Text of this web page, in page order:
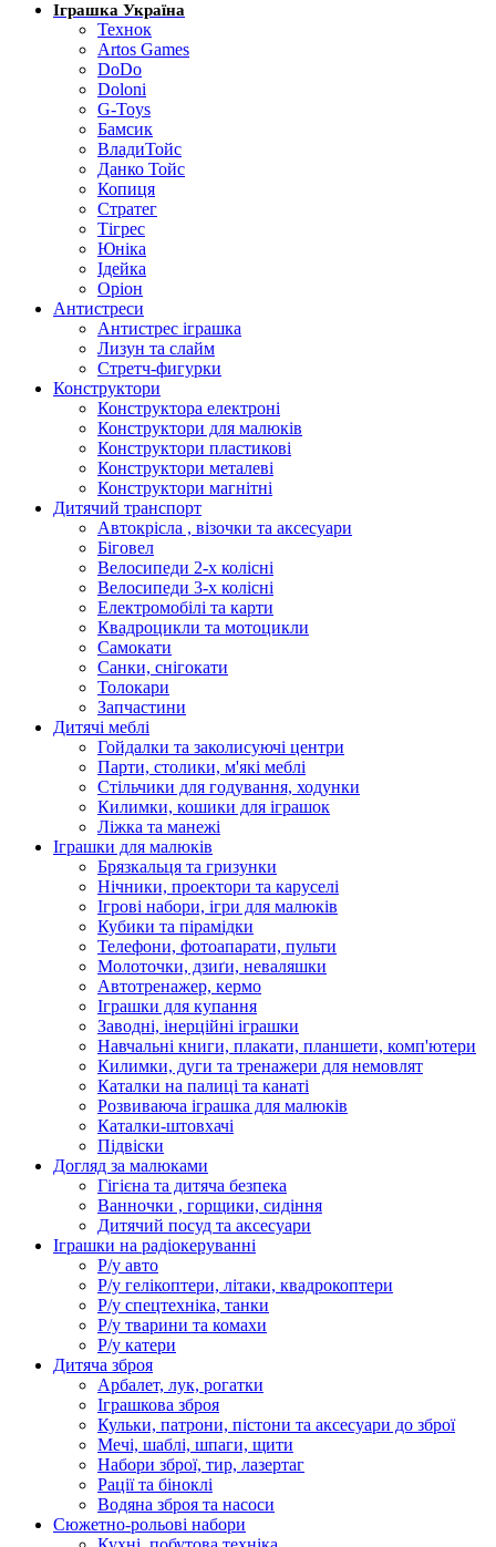
Іграшка Україна
Технок
Artos Games
DoDo
Doloni
G-Toys
Бамсик
ВладиТойс
Данко Тойс
Копиця
Стратег
Тігрес
Юніка
Ідейка
Оріон
Антистреси
Антистрес іграшка
Лизун та слайм
Стретч-фигурки
Конструктори
Конструктора електроні
Конструктори для малюків
Конструктори пластикові
Конструктори металеві
Конструктори магнітні
Дитячий транспорт
Автокрісла , візочки та аксесуари
Біговел
Велосипеди 2-х колісні
Велосипеди 3-х колісні
Електромобілі та карти
Квадроцикли та мотоцикли
Самокати
Санки, снігокати
Толокари
Запчастини
Дитячі меблі
Гойдалки та заколисуючі центри
Парти, столики, м'які меблі
Стільчики для годування, ходунки
Килимки, кошики для іграшок
Ліжка та манежі
Іграшки для малюків
Брязкальця та гризунки
Нічники, проектори та каруселі
Ігрові набори, ігри для малюків
Кубики та пірамідки
Телефони, фотоапарати, пульти
Молоточки, дзиґи, неваляшки
Автотренажер, кермо
Іграшки для купання
Заводні, інерційні іграшки
Навчальні книги, плакати, планшети, комп'ютери
Килимки, дуги та тренажери для немовлят
Каталки на палиці та канаті
Розвиваюча іграшка для малюків
Каталки-штовхачі
Підвіски
Догляд за малюками
Гігієна та дитяча безпека
Ванночки , горщики, сидіння
Дитячий посуд та аксесуари
Іграшки на радіокеруванні
Р/у авто
Р/у гелікоптери, літаки, квадрокоптери
Р/у спецтехніка, танки
Р/у тварини та комахи
Р/у катери
Дитяча зброя
Арбалет, лук, рогатки
Іграшкова зброя
Кульки, патрони, пістони та аксесуари до зброї
Мечі, шаблі, шпаги, щити
Набори зброї, тир, лазертаг
Рації та біноклі
Водяна зброя та насоси
Сюжетно-рольові набори